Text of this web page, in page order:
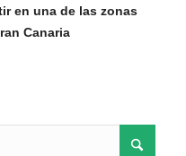
en una de las zonas
Canaria